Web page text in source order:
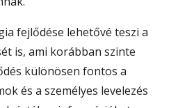
fejlődése lehetővé teszi a
is, ami korábban szinte
különösen fontos a
és a személyes levelezés